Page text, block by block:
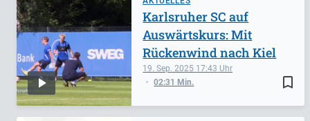
bookmark_border
19. Sep. 2025 17:43
02:31 Min.
Karlsruher SC auf
Auswärtskurs: Mit
Rückenwind nach Kiel